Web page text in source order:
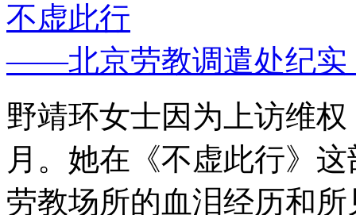
不虚此行
——北京劳教调遣处纪实
野靖环女士因为上访维
月。她在《不虚此行》
劳教场所的血泪经历和